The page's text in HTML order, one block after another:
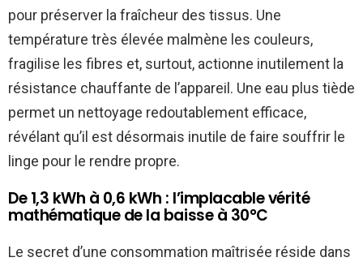
pour préserver la fraîcheur des tissus. Une
température très élevée malmène les couleurs,
fragilise les fibres et, surtout, actionne inutilement la
résistance chauffante de l’appareil. Une eau plus tiède
permet un nettoyage redoutablement efficace,
révélant qu’il est désormais inutile de faire souffrir le
linge pour le rendre propre.
De 1,3 kWh à 0,6 kWh : l’implacable vérité
mathématique de la baisse à 30°C
Le secret d’une consommation maîtrisée réside dans